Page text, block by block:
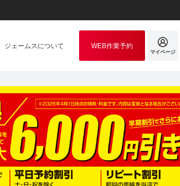
ジェームスについて WEB作業予約
マイページ